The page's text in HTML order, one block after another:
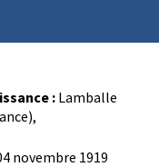
: Lamballe
novembre 1919